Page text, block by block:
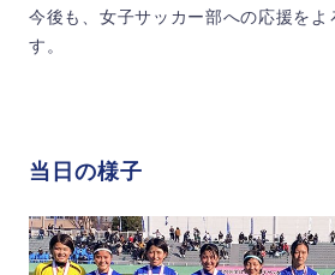
今後も、女子サッカー部への応援をよ
す。
当日の様子